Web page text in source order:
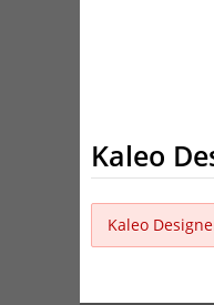
Kaleo
Kaleo